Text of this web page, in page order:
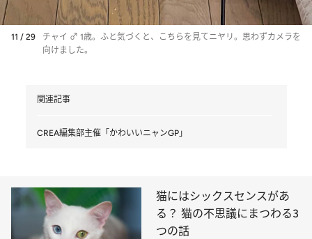
11 / 29
チャイ ♂ 1歳。ふと気づくと、こちらを見てニヤリ。思わずカメラを
向けました。
関連記事
CREA編集部主催「かわいいニャンGP」
猫にはシックスセンスがあ
る？ 猫の不思議にまつわる3
つの話